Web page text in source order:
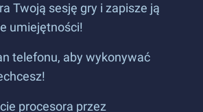
Twoją sesję gry i zapisze ją
umiejętności!
telefonu, aby wykonywać
procesora przez